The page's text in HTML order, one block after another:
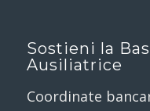
Sostieni la
Ausiliatrice
Coordinate